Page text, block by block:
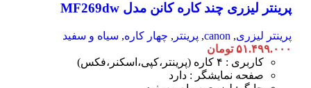
پرینتر لیزری چند کاره کانن مدل MF269dw
پرینتر لیزری,
canon
, پرینتر , چهار کاره, سیاه و سفید
۵۱.۴۹۹.۰۰۰ تومان
کاربری : ۴ کاره (پرینتر،کپی،اسکنر،فکس)
صفحه نمایشگر : دارد